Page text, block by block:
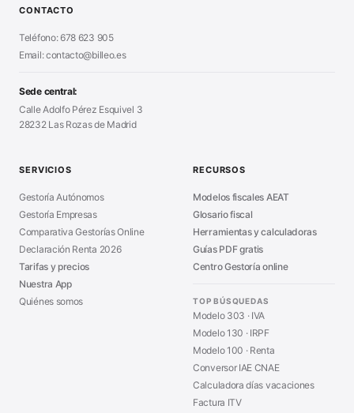
Generador Nóminas
■ Generador Presupuestos
Generador Facturas
■Modelo Nómina PDF
■Calculadora Vacaciones
■Alta Autónomo Paso a Paso
Declaración Renta 2026
■Certificado Digital
■Sanciones Hacienda
■Asesoría en Madrid
CONTACTO
Teléfono: 678 623 905
Email: contacto@billeo.es
Sede central:
Calle Adolfo Pérez Esquivel 3
28232 Las Rozas de Madrid
SERVICIOS
Gestoría Autónomos
Gestoría Empresas
Comparativa Gestorías Online
Declaración Renta 2026
Tarifas y precios
Nuestra App
Quiénes somos
RECURSOS
Modelos fiscales AEAT
Glosario fiscal
Herramientas y calculadoras
Guías PDF gratis
Centro Gestoría online
TOP BÚSQUEDAS
Modelo 303 · IVA
Modelo 130 · IRPF
Modelo 100 · Renta
Conversor IAE CNAE
Calculadora días vacaciones
Factura ITV